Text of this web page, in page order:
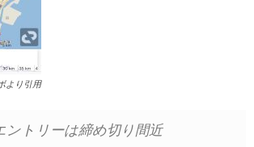
より引用
ントリーは締め切り間近